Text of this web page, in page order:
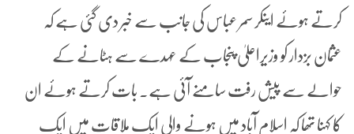
کرتے ہوئے اینکر سمر عباس کی جانب سے خبر دی گئی ہے کہ
عثمان بزدار کو وزیراعلیٰ پنجاب کے عہدے سے ہٹانے کے
حوالے سے پیش رفت سامنے آئی ہے۔ بات کرتے ہوئے ان
کا کہنا تھا کہ اسلام آباد میں ہونے والی ایک ملاقات میں ایک